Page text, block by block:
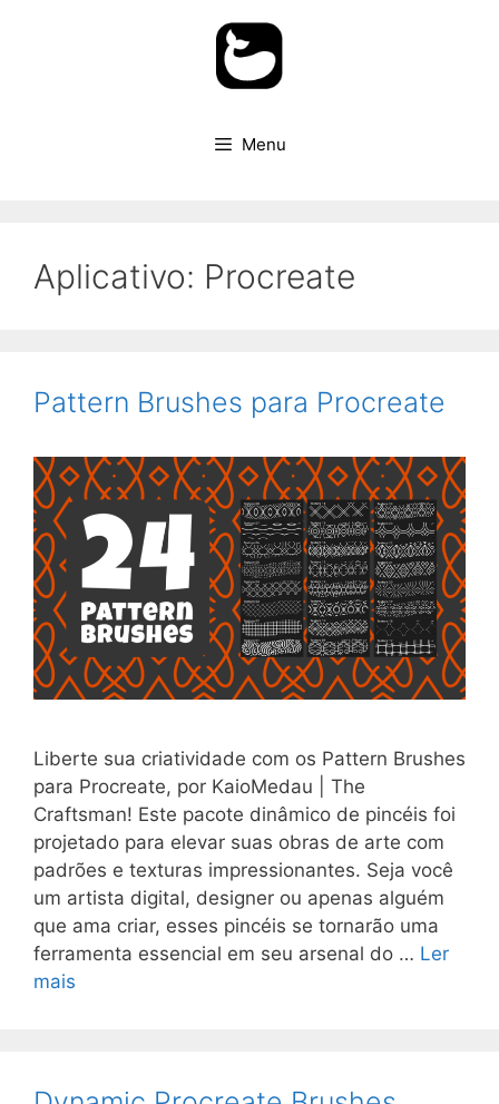
Menu
Aplicativo: Procreate
Pattern Brushes para Procreate
Liberte sua criatividade com os Pattern Brushes
para Procreate, por KaioMedau | The
Craftsman! Este pacote dinâmico de pincéis foi
projetado para elevar suas obras de arte com
padrões e texturas impressionantes. Seja você
um artista digital, designer ou apenas alguém
que ama criar, esses pincéis se tornarão uma
ferramenta essencial em seu arsenal do … Ler
mais